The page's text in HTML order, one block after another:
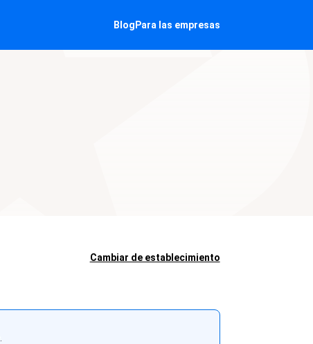
Blog Para las empresas
Cambiar de establecimiento